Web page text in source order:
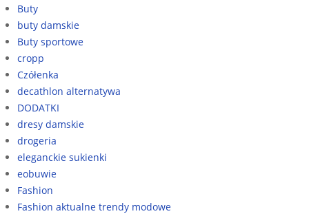
Buty
buty damskie
Buty sportowe
cropp
Czółenka
decathlon alternatywa
DODATKI
dresy damskie
drogeria
eleganckie sukienki
eobuwie
Fashion
Fashion aktualne trendy modowe